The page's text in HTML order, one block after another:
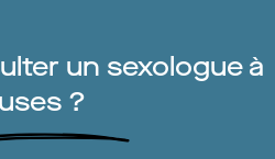
un sexologue à
?